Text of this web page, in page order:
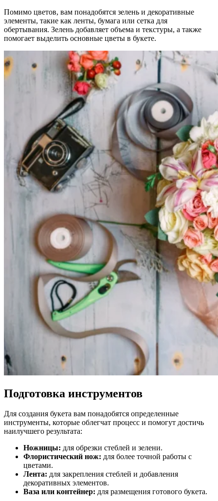
Помимо цветов, вам понадобятся зелень и декоративные
элементы, такие как ленты, бумага или сетка для
обертывания. Зелень добавляет объема и текстуры, а также
помогает выделить основные цветы в букете.
Подготовка инструментов
Для создания букета вам понадобятся определенные
инструменты, которые облегчат процесс и помогут достичь
наилучшего результата:
Ножницы: для обрезки стеблей и зелени.
Флористический нож: для более точной работы с
цветами.
Лента: для закрепления стеблей и добавления
декоративных элементов.
Ваза или контейнер: для размещения готового букета.